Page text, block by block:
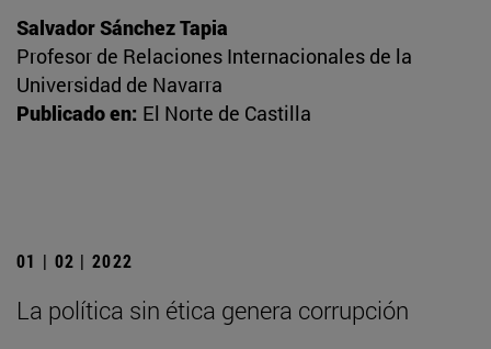
Salvador Sánchez Tapia
Profesor de Relaciones Internacionales de la
Universidad de Navarra
Publicado en: El Norte de Castilla
01 | 02 | 2022
La política sin ética genera corrupción